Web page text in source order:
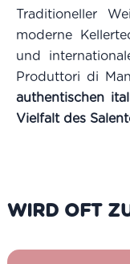
Traditioneller
moderne
und
Produttori di
authentischen
Vielfalt des
WIRD OFT